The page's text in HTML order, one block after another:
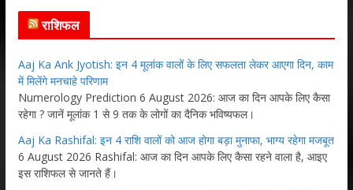
राशिफल
Aaj Ka Ank Jyotish: इन 4 मूलांक वालों के लिए सफलता लेकर आएगा दिन, काम
में मिलेंगे मनचाहे परिणाम
Numerology Prediction 6 August 2026: आज का दिन आपके लिए कैसा
रहेगा ? जानें मूलांक 1 से 9 तक के लोगों का दैनिक भविष्यफल।
Aaj Ka Rashifal: इन 4 राशि वालों को आज होगा बड़ा मुनाफा, भाग्य रहेगा मजबूत
6 August 2026 Rashifal: आज का दिन आपके लिए कैसा रहने वाला है, आइए
इस राशिफल से जानते हैं।